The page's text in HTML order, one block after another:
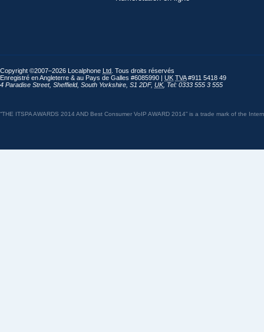
Copyright ©2007–2026 Localphone Ltd . Tous droits réservés
Enregistré en Angleterre & au Pays de Galles #6085990 | UK TVA#911 5418 49
4 Paradise Street, Sheffield, South Yorkshire S1 2DF, UK, Tel: 0333 555 3 555
“THE ITSPA AWARDS 2014 AND Best Consumer VoIP AWARD 2014” is a trade mark of the